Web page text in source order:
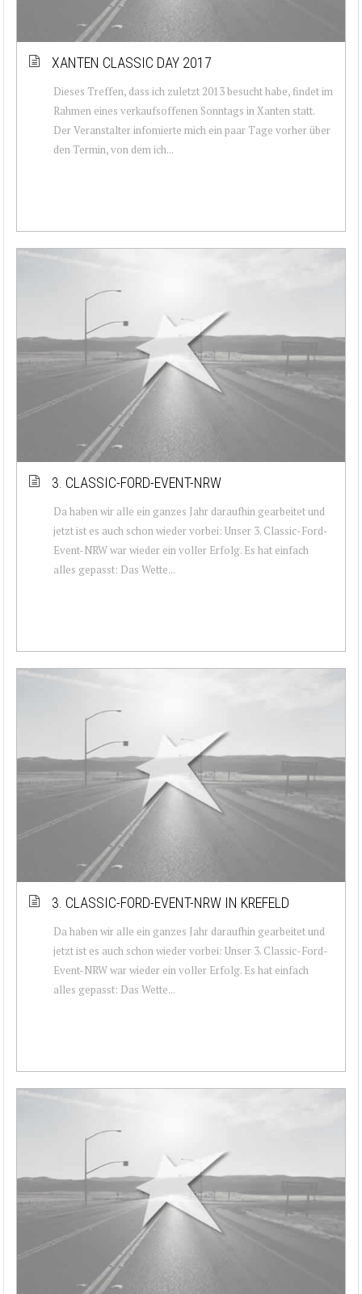
XANTEN CLASSIC DAY 2017
Dieses Treffen, dass ich zuletzt 2013 besucht habe, findet im
Rahmen eines verkaufsoffenen Sonntags in Xanten statt.
Der Veranstalter infomierte mich ein paar Tage vorher über
den Termin, von dem ich...
3. CLASSIC-FORD-EVENT-NRW
Da haben wir alle ein ganzes Jahr daraufhin gearbeitet und
jetzt ist es auch schon wieder vorbei: Unser 3. Classic-Ford-
Event-NRW war wieder ein voller Erfolg. Es hat einfach
alles gepasst: Das Wette...
3. CLASSIC-FORD-EVENT-NRW IN KREFELD
Da haben wir alle ein ganzes Jahr daraufhin gearbeitet und
jetzt ist es auch schon wieder vorbei: Unser 3. Classic-Ford-
Event-NRW war wieder ein voller Erfolg. Es hat einfach
alles gepasst: Das Wette...